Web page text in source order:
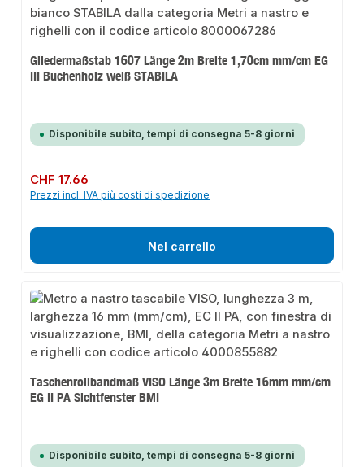
Gliedermaßstab 1607 Länge 2m Breite 1,70cm mm/cm EG
III Buchenholz weiß STABILA
Disponibile subito, tempi di consegna 5-8 giorni
Prezzo normale:
CHF 17.66
Prezzi incl. IVA più costi di spedizione
Nel carrello
Taschenrollbandmaß VISO Länge 3m Breite 16mm mm/cm
EG II PA Sichtfenster BMI
Disponibile subito, tempi di consegna 5-8 giorni